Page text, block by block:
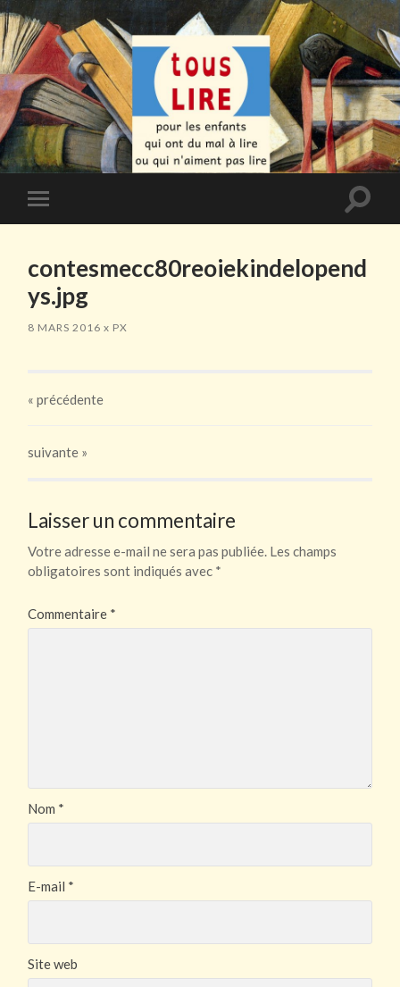
Toggle
mobile
Toggle
contesmecc80reoiekindelopend
ys.jpg
8 MARS 2016 x PX
«précédente
suivante »
Laisser un commentaire
Votre adresse e-mail ne sera pas publiée. Les champs
obligatoires sont indiqués avec *
Commentaire *
Nom *
E-mail *
Site web